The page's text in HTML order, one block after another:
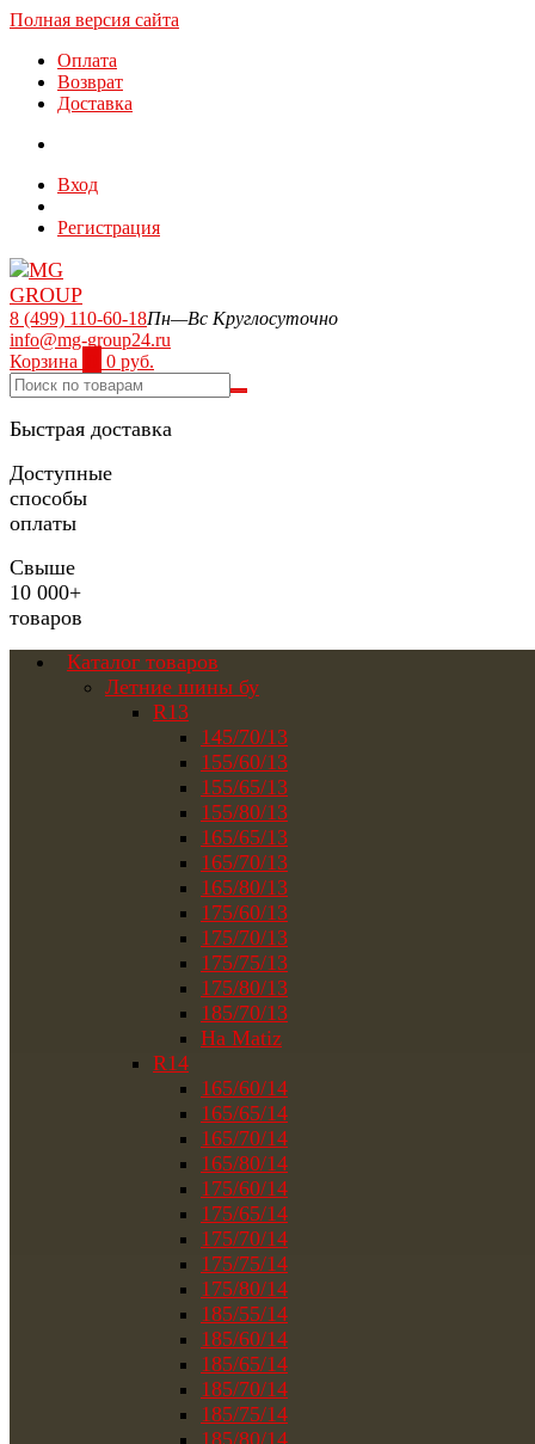
Полная версия сайта
Оплата
Возврат
Доставка
Вход
Регистрация
8 (499) 110-60-18Пн—Вс Круглосуточно
info@mg-group24.ru
Корзина
0 руб.
Быстрая доставка
Доступные
способы
оплаты
Свыше
10 000+
товаров
Каталог товаров
Летние шины бу
R13
145/70/13
155/60/13
155/65/13
155/80/13
165/65/13
165/70/13
165/80/13
175/60/13
175/70/13
175/75/13
175/80/13
185/70/13
На Matiz
R14
165/60/14
165/65/14
165/70/14
165/80/14
175/60/14
175/65/14
175/70/14
175/75/14
175/80/14
185/55/14
185/60/14
185/65/14
185/70/14
185/75/14
185/80/14